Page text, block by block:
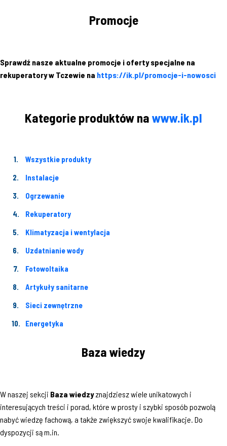
Promocje
Sprawdź nasze aktualne promocje i oferty specjalne na
rekuperatory w Tczewie na https://ik.pl/promocje-i-nowosci
Kategorie produktów na www.ik.pl
Wszystkie produkty
Instalacje
Ogrzewanie
Rekuperatory
Klimatyzacja i wentylacja
Uzdatnianie wody
Fotowoltaika
Artykuły sanitarne
Sieci zewnętrzne
Energetyka
Baza wiedzy
W naszej sekcji Baza wiedzyznajdziesz wiele unikatowych i
interesujących treści i porad, które w prosty i szybki sposób pozwolą
nabyć wiedzę fachową, a także zwiększyć swoje kwalifikacje. Do
dyspozycji są m.in.